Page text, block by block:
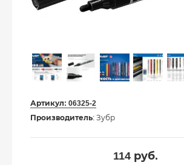
Артикул: 06325-2
Производитель: Зубр
114 руб.